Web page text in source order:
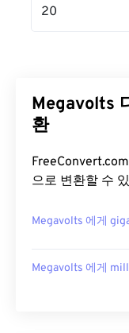
20
Megavolts
환
으로 변환할 수
Megavolts 에게
Megavolts 에게